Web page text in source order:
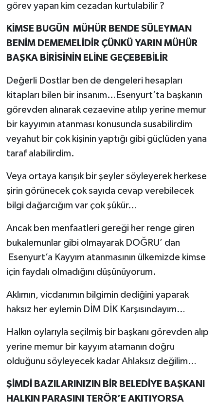
görev yapan kim cezadan kurtulabilir ?
KİMSE BUGÜN MÜHÜR BENDE SÜLEYMAN
BENİM DEMEMELİDİR ÇÜNKÜ YARIN MÜHÜR
BAŞKA BİRİSİNİN ELİNE GEÇEBEBİLİR
Değerli Dostlar ben de dengeleri hesapları
kitapları bilen bir insanım…Esenyurt’ta başkanın
görevden alınarak cezaevine atılıp yerine memur
bir kayyımın atanması konusunda susabilirdim
veyahut bir çok kişinin yaptığı gibi güçlüden yana
taraf alabilirdim.
Veya ortaya karışık bir şeyler söyleyerek herkese
şirin görünecek çok sayıda cevap verebilecek
bilgi dağarcığım var çok şükür…
Ancak ben menfaatleri gereği her renge giren
bukalemunlar gibi olmayarak DOĞRU’ dan
Esenyurt’a Kayyım atanmasının ülkemizde kimse
için faydalı olmadığını düşünüyorum.
Aklımın, vicdanımın bilgimin dediğini yaparak
haksız her eylemin DİM DİK Karşısındayım…
Halkın oylarıyla seçilmiş bir başkanı görevden alıp
yerine memur bir kayyım atamanın doğru
olduğunu söyleyecek kadar Ahlaksız değilim…
ŞİMDİ BAZILARINIZIN BİR BELEDİYE BAŞKANI
HALKIN PARASINI TERÖR’E AKITIYORSA